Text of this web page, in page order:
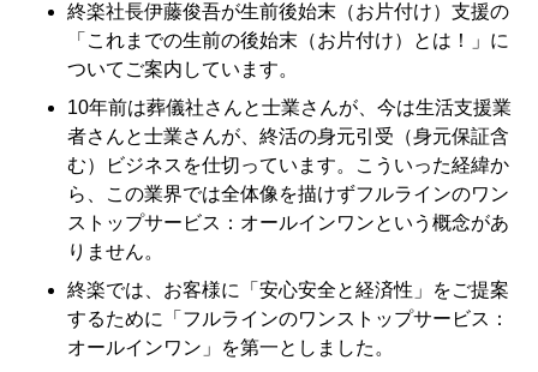
終楽社長伊藤俊吾が生前後始末（お片付け）支援の
「これまでの生前の後始末（お片付け）とは！」に
ついてご案内しています。
10年前は葬儀社さんと士業さんが、今は生活支援業
者さんと士業さんが、終活の身元引受（身元保証含
む）ビジネスを仕切っています。こういった経緯か
ら、この業界では全体像を描けずフルラインのワン
ストップサービス：オールインワンという概念があ
りません。
終楽では、お客様に「安心安全と経済性」をご提案
するために「フルラインのワンストップサービス：
オールインワン」を第一としました。